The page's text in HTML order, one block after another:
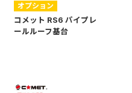
オプション
コメット RS6 パイプレ
ールルーフ基台